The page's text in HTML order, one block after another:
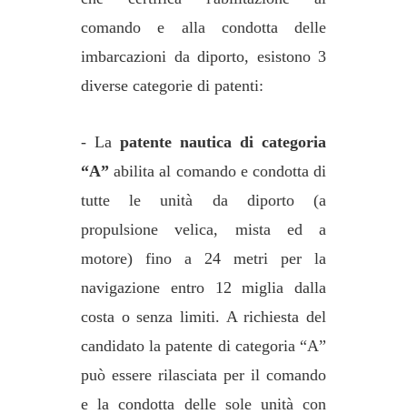
comando e alla condotta delle
imbarcazioni da diporto, esistono 3
diverse categorie di patenti:
- La patente nautica di categoria
“A” abilita al comando e condotta di
tutte le unità da diporto (a
propulsione velica, mista ed a
motore) fino a 24 metri per la
navigazione entro 12 miglia dalla
costa o senza limiti. A richiesta del
candidato la patente di categoria “A”
può essere rilasciata per il comando
e la condotta delle sole unità con